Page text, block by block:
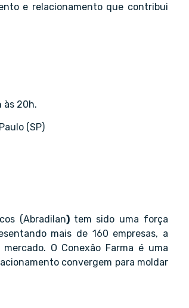
e relacionamento que contribui
às 20h.
(SP)
(Abradilan) tem sido uma força
mais de 160 empresas, a
O Conexão Farma é uma
convergem para moldar